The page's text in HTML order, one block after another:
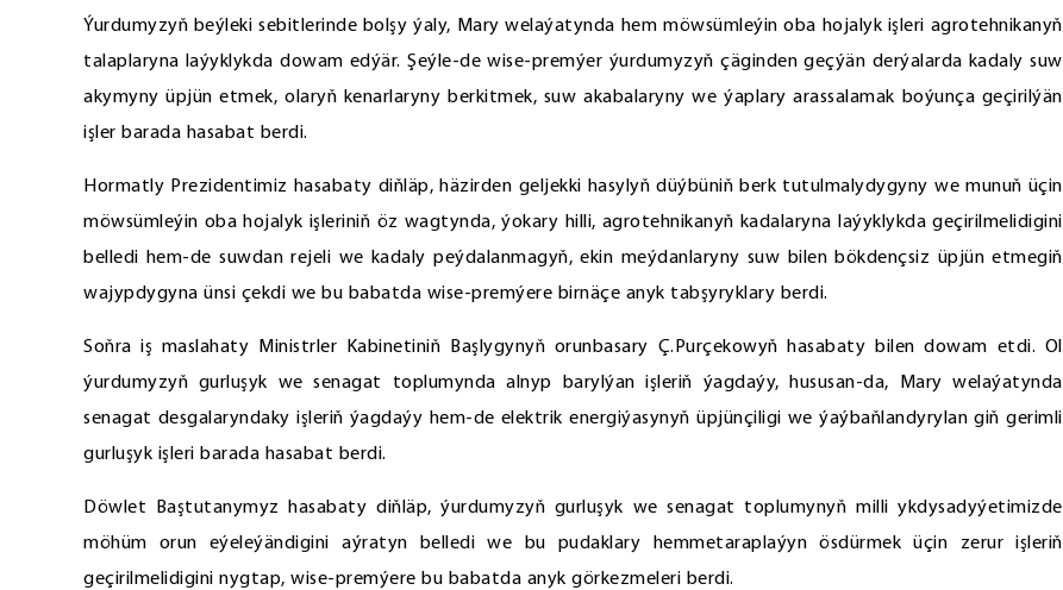
Ýurdumyzyň beýleki sebitlerinde bolşy ýaly, Mary welaýatynda hem möwsümleýin oba hojalyk işleri agrotehnikanyň
talaplaryna laýyklykda dowam edýär. Şeýle-de wise-premýer ýurdumyzyň çäginden geçýän derýalarda kadaly suw
akymyny üpjün etmek, olaryň kenarlaryny berkitmek, suw akabalaryny we ýaplary arassalamak boýunça geçirilýän
işler barada hasabat berdi.
Hormatly Prezidentimiz hasabaty diňläp, häzirden geljekki hasylyň düýbüniň berk tutulmalydygyny we munuň üçin
möwsümleýin oba hojalyk işleriniň öz wagtynda, ýokary hilli, agrotehnikanyň kadalaryna laýyklykda geçirilmelidigini
belledi hem-de suwdan rejeli we kadaly peýdalanmagyň, ekin meýdanlaryny suw bilen bökdençsiz üpjün etmegiň
wajypdygyna ünsi çekdi we bu babatda wise-premýere birnäçe anyk tabşyryklary berdi.
Soňra iş maslahaty Ministrler Kabinetiniň Başlygynyň orunbasary Ç.Purçekowyň hasabaty bilen dowam etdi. Ol
ýurdumyzyň gurluşyk we senagat toplumynda alnyp barylýan işleriň ýagdaýy, hususan-da, Mary welaýatynda
senagat desgalaryndaky işleriň ýagdaýy hem-de elektrik energiýasynyň üpjünçiligi we ýaýbaňlandyrylan giň gerimli
gurluşyk işleri barada hasabat berdi.
Döwlet Baştutanymyz hasabaty diňläp, ýurdumyzyň gurluşyk we senagat toplumynyň milli ykdysadyýetimizde
möhüm orun eýeleýändigini aýratyn belledi we bu pudaklary hemmetaraplaýyn ösdürmek üçin zerur işleriň
geçirilmelidigini nygtap, wise-premýere bu babatda anyk görkezmeleri berdi.